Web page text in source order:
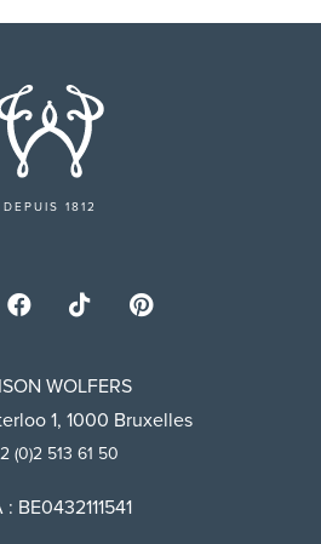
DEPUIS 1812
WOLFERS
1, 1000 Bruxelles
(0)2 513 61 50
BE0432111541